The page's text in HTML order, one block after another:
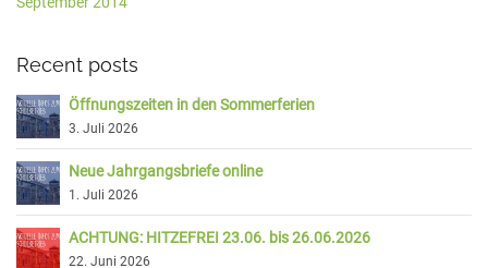
Recent posts
Öffnungszeiten in den Sommerferien
3. Juli 2026
Neue Jahrgangsbriefe online
1. Juli 2026
ACHTUNG: HITZEFREI 23.06. bis 26.06.2026
22. Juni 2026